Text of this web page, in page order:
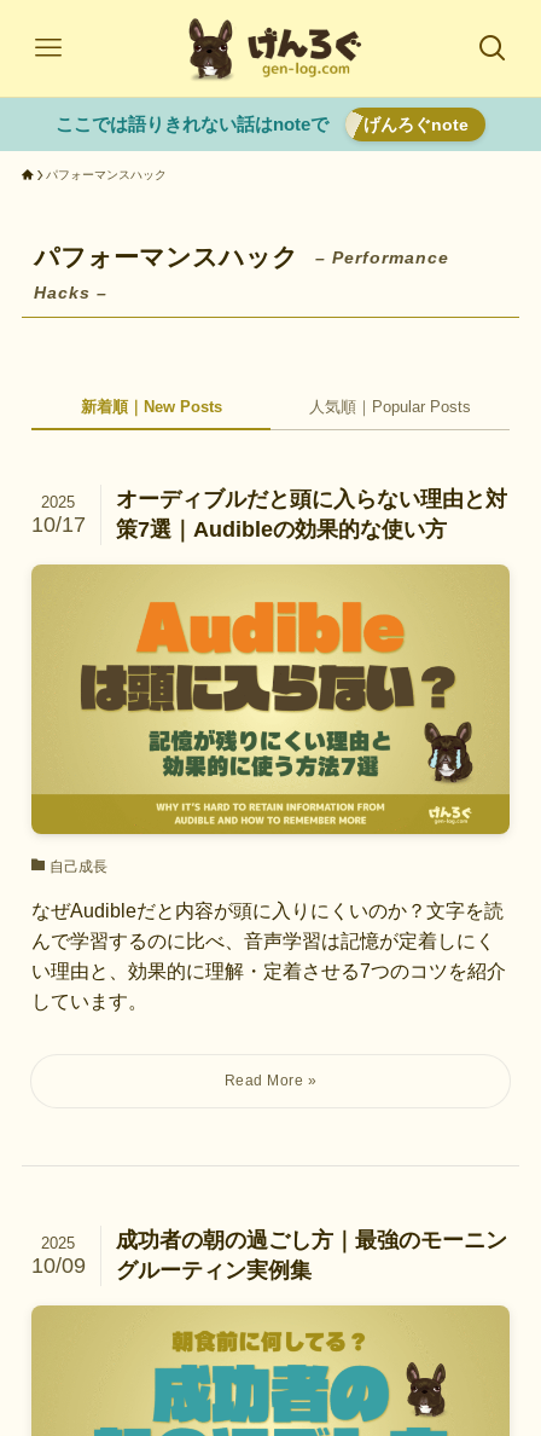
ここでは語りきれない話はnoteで げんろぐnote
パフォーマンスハック
パフォーマンスハック
– Performance
Hacks –
新着順｜New Posts 人気順｜Popular Posts
オーディブルだと頭に入らない理由と対
策7選｜Audibleの効果的な使い方
2025
10/17
自己成長
なぜAudibleだと内容が頭に入りにくいのか？文字を読
んで学習するのに比べ、音声学習は記憶が定着しにく
い理由と、効果的に理解・定着させる7つのコツを紹介
しています。
成功者の朝の過ごし方｜最強のモーニン
グルーティン実例集
2025
10/09